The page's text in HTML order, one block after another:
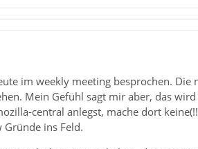
im weekly meeting besprochen.
Mein Gefühl sagt mir aber, das
central anlegst, mache dort
ins Feld.